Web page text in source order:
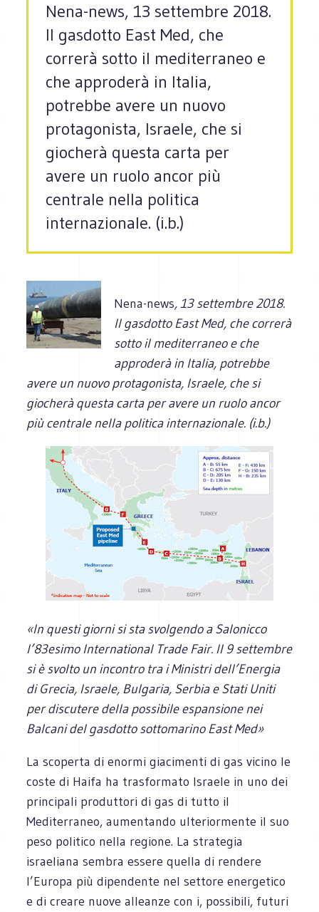
Nena-news, 13 settembre 2018.
Il gasdotto East Med, che
correrà sotto il mediterraneo e
che approderà in Italia,
potrebbe avere un nuovo
protagonista, Israele, che si
giocherà questa carta per
avere un ruolo ancor più
centrale nella politica
internazionale. (i.b.)
Nena-news, 13 settembre 2018.
Il gasdotto East Med, che correrà
sotto il mediterraneo e che
approderà in Italia, potrebbe
avere un nuovo protagonista, Israele, che si
giocherà questa carta per avere un ruolo ancor
più centrale nella politica internazionale. (i.b.)
«In questi giorni si sta svolgendo a Salonicco
l’83esimo International Trade Fair. Il 9 settembre
si è svolto un incontro tra i Ministri ‎dell’Energia
di Grecia, Israele, Bulgaria, Serbia e Stati Uniti
per discutere della possibile ‎espansione nei
Balcani del gasdotto sottomarino East Med»
La scoperta di enormi giacimenti di gas vicino le
coste di Haifa ha trasformato Israele in uno dei
principali produttori di gas di tutto il
Mediterraneo, aumentando ulteriormente il suo
peso politico nella regione. La strategia
israeliana sembra essere quella di rendere
l’Europa più ‎dipendente nel settore energetico
e di creare nuove alleanze con i, possibili, futuri